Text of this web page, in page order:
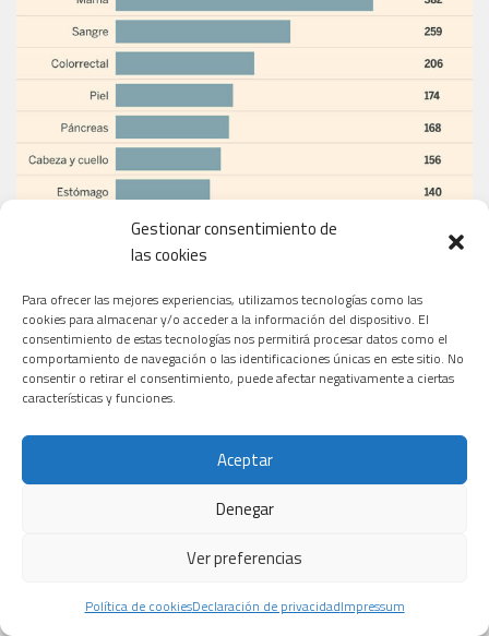
Gestionar consentimiento de
las cookies
Para ofrecer las mejores experiencias, utilizamos tecnologías como las
cookies para almacenar y/o acceder a la información del dispositivo. El
consentimiento de estas tecnologías nos permitirá procesar datos como el
comportamiento de navegación o las identificaciones únicas en este sitio. No
consentir o retirar el consentimiento, puede afectar negativamente a ciertas
características y funciones.
Aceptar
Denegar
Ver preferencias
Política de cookiesDeclaración de privacidadImpressum